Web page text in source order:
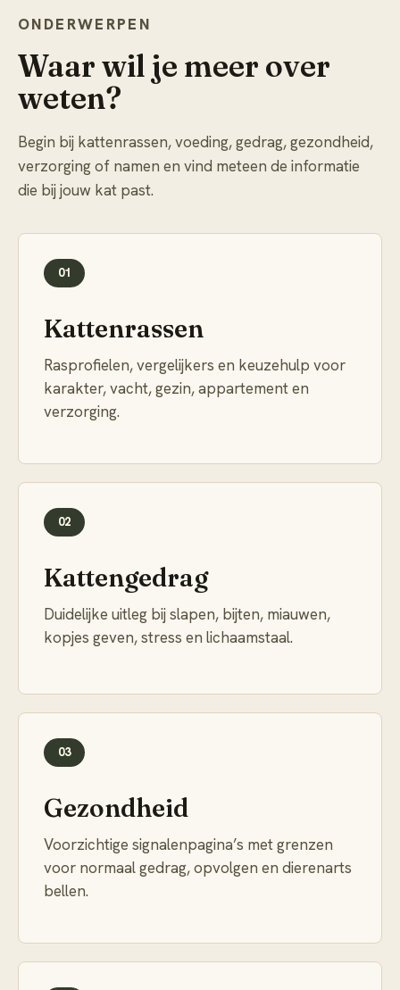
ONDERWERPEN
Waar wil je meer over
weten?
Begin bij kattenrassen, voeding, gedrag, gezondheid,
verzorging of namen en vind meteen de informatie
die bij jouw kat past.
01
Kattenrassen
Rasprofielen, vergelijkers en keuzehulp voor
karakter, vacht, gezin, appartement en
verzorging.
02
Kattengedrag
Duidelijke uitleg bij slapen, bijten, miauwen,
kopjes geven, stress en lichaamstaal.
03
Gezondheid
Voorzichtige signalenpagina’s met grenzen
voor normaal gedrag, opvolgen en dierenarts
bellen.